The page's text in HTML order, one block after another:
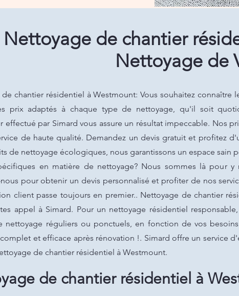
Nettoyage de chantier
Nettoyage de
chantier résidentiel à Westmount: Vous souhaitez connaître
prix adaptés à chaque type de nettoyage, qu'il soit
effectué par Simard vous assure un résultat impeccable. Nos
de haute qualité. Demandez un devis gratuit et profitez
de nettoyage écologiques, nous garantissons un espace sain
en matière de nettoyage? Nous sommes là pour
pour obtenir un devis personnalisé et profiter de nos
client passe toujours en premier.. Nettoyage de chantier
appel à Simard. Pour un nettoyage résidentiel
nettoyage réguliers ou ponctuels, en fonction de vos
et efficace après rénovation !. Simard offre un service
de chantier résidentiel à Westmount.
de chantier résidentiel à